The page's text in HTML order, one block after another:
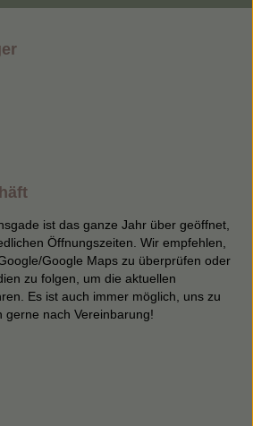
ist das ganze Jahr über geöffnet,
Öffnungszeiten. Wir empfehlen,
Google Maps zu überprüfen oder
zu folgen, um die aktuellen
Es ist auch immer möglich, uns zu
gerne nach Vereinbarung!